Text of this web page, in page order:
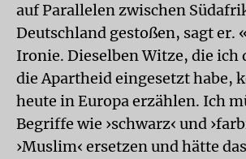
auf Parallelen zwischen
Deutschland gestoßen, sagt er.
Ironie. Dieselben Witze, die ich
die Apartheid eingesetzt habe,
heute in Europa erzählen. Ich
Begriffe wie ›schwarz‹ und
›Muslim‹ ersetzen und hätte